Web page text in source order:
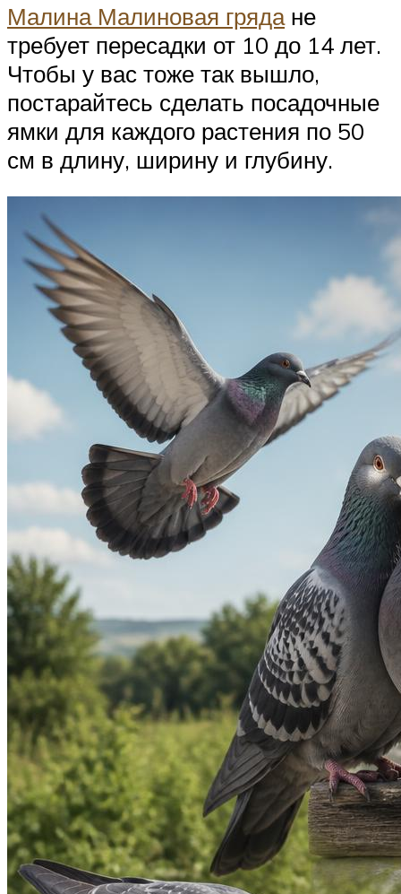
Малина Малиновая грядане
требует пересадки от 10 до 14 лет.
Чтобы у вас тоже так вышло,
постарайтесь сделать посадочные
ямки для каждого растения по 50
см в длину, ширину и глубину.